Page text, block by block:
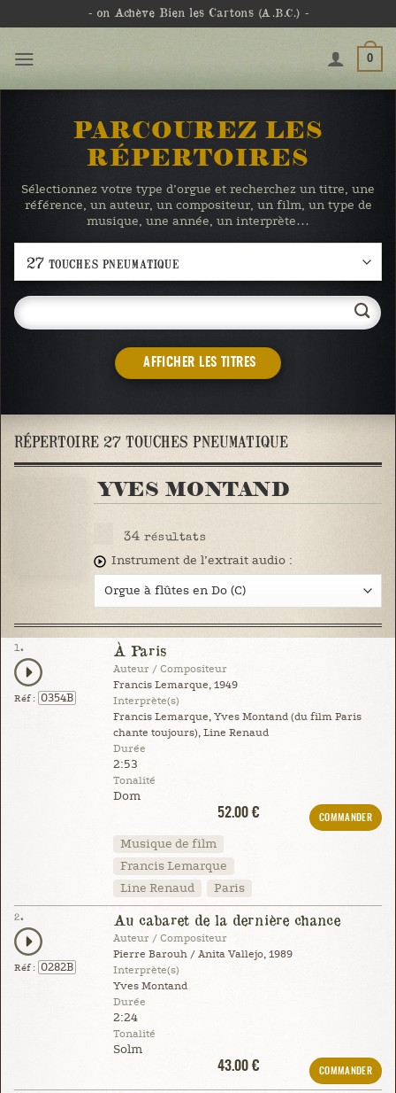
- on Achève Bien les Cartons (A.B.C.) -
0
PARCOUREZ LES
RÉPERTOIRES
Sélectionnez votre type d’orgue et recherchez un titre, une
référence, un auteur, un compositeur, un film, un type de
musique, une année, un interprète…
AFFICHER LES TITRES
RÉPERTOIRE 27 TOUCHES PNEUMATIQUE
YVES MONTAND
34 résultats
Instrument de l’extrait audio :
1.
Réf : 0354B
À Paris
Auteur / Compositeur
Francis Lemarque, 1949
Interprète(s)
Francis Lemarque, Yves Montand (du film Paris
chante toujours), Line Renaud
Durée
2:53
Tonalité
Dom
52.00 €
COMMANDER
Musique de film
Francis Lemarque
Line Renaud
Paris
2.
Réf : 0282B
Au cabaret de la dernière chance
Auteur / Compositeur
Pierre Barouh / Anita Vallejo, 1989
Interprète(s)
Yves Montand
Durée
2:24
Tonalité
Solm
43.00 €
COMMANDER